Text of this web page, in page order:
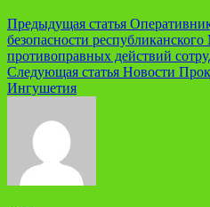
Навигация
по
записям
Предыдущая статья
безопасности
противоправных действий
Следующая статья Новости
Ингушетия